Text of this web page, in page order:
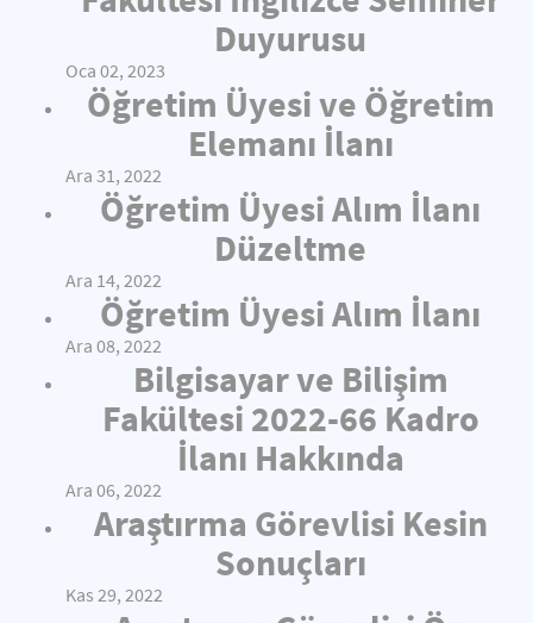
Duyurusu
Oca 02, 2023
Öğretim Üyesi ve Öğretim
Elemanı İlanı
Ara 31, 2022
Öğretim Üyesi Alım İlanı
Düzeltme
Ara 14, 2022
Öğretim Üyesi Alım İlanı
Ara 08, 2022
Bilgisayar ve Bilişim
Fakültesi 2022-66 Kadro
İlanı Hakkında
Ara 06, 2022
Araştırma Görevlisi Kesin
Sonuçları
Kas 29, 2022